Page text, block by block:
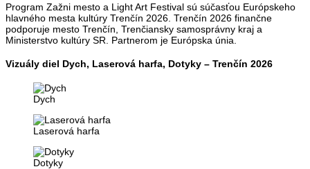
Program Zažni mesto a Light Art Festival sú súčasťou Európskeho
hlavného mesta kultúry Trenčín 2026. Trenčín 2026 finančne
podporuje mesto Trenčín, Trenčiansky samosprávny kraj a
Ministerstvo kultúry SR. Partnerom je Európska únia.
Vizuály diel Dych, Laserová harfa, Dotyky – Trenčín 2026
Dych
Laserová harfa
Dotyky